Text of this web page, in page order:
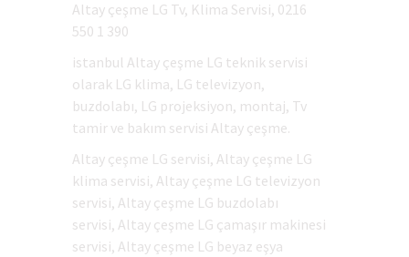
Altay çeşme LG Tv, Klima Servisi, 0216
550 1 390
istanbul Altay çeşme LG teknik servisi
olarak LG klima, LG televizyon,
buzdolabı, LG projeksiyon, montaj, Tv
tamir ve bakım servisi Altay çeşme.
Altay çeşme LG servisi, Altay çeşme LG
klima servisi, Altay çeşme LG televizyon
servisi, Altay çeşme LG buzdolabı
servisi, Altay çeşme LG çamaşır makinesi
servisi, Altay çeşme LG beyaz eşya